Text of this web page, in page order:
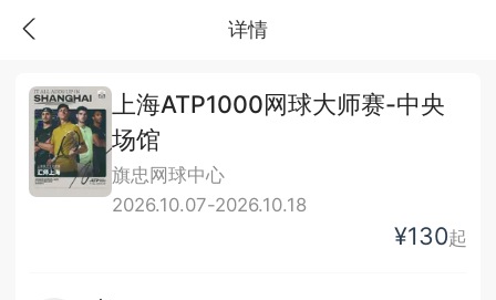
详情
上海ATP1000网球大师赛-中央
场馆
旗忠网球中心
2026.10.07-2026.10.18
¥130起